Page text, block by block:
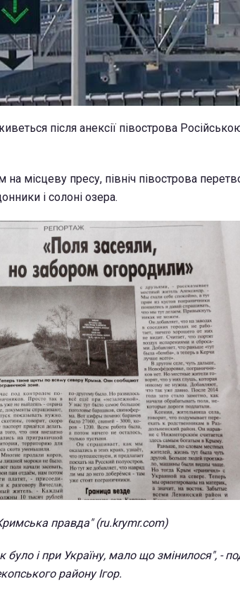
після анексії півострова
на місцеву пресу, північ півострова
і солоні озера.
правда" (ru.krymr.com)
і при Україну, мало що змінилося", -
району Ігор.